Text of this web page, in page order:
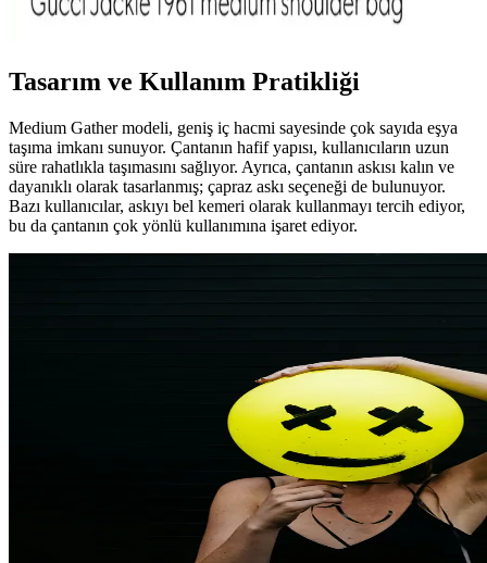
donanım seçenekleriyle kullanıcılar tarafından olumlu karşılanıyor.
Tasarım ve Kullanım Pratikliği
Medium Gather modeli, geniş iç hacmi sayesinde çok sayıda eşya
taşıma imkanı sunuyor. Çantanın hafif yapısı, kullanıcıların uzun
süre rahatlıkla taşımasını sağlıyor. Ayrıca, çantanın askısı kalın ve
dayanıklı olarak tasarlanmış; çapraz askı seçeneği de bulunuyor.
Bazı kullanıcılar, askıyı bel kemeri olarak kullanmayı tercih ediyor,
bu da çantanın çok yönlü kullanımına işaret ediyor.